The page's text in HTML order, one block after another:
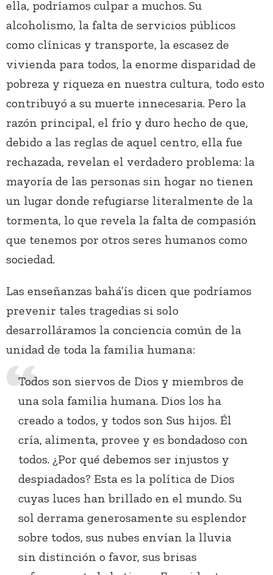
ella, podríamos culpar a muchos. Su
alcoholismo, la falta de servicios públicos
como clínicas y transporte, la escasez de
vivienda para todos, la enorme disparidad de
pobreza y riqueza en nuestra cultura, todo esto
contribuyó a su muerte innecesaria. Pero la
razón principal, el frío y duro hecho de que,
debido a las reglas de aquel centro, ella fue
rechazada, revelan el verdadero problema: la
mayoría de las personas sin hogar no tienen
un lugar donde refugiarse literalmente de la
tormenta, lo que revela la falta de compasión
que tenemos por otros seres humanos como
sociedad.
Las enseñanzas bahá’ís dicen que podríamos
prevenir tales tragedias si solo
desarrolláramos la conciencia común de la
unidad de toda la familia humana:
Todos son siervos de Dios y miembros de
una sola familia humana. Dios los ha
creado a todos, y todos son Sus hijos. Él
cría, alimenta, provee y es bondadoso con
todos. ¿Por qué debemos ser injustos y
despiadados? Esta es la política de Dios
cuyas luces han brillado en el mundo. Su
sol derrama generosamente su esplendor
sobre todos, sus nubes envían la lluvia
sin distinción o favor, sus brisas